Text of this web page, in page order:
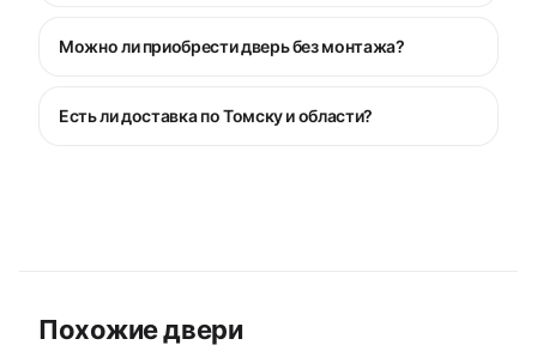
Можно ли приобрести дверь без монтажа?
Есть ли доставка по Томску и области?
Похожие двери